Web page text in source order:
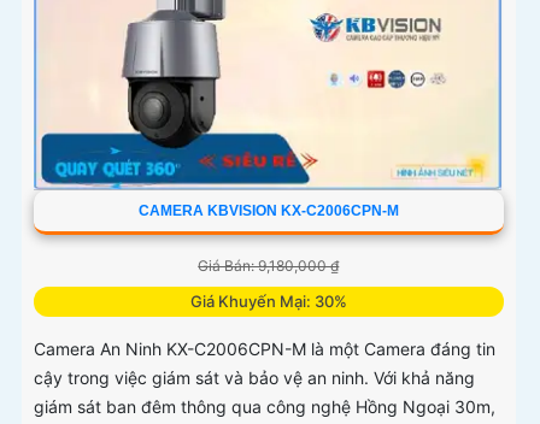
CAMERA KBVISION KX-C2006CPN-M
Giá Bán: 9,180,000 ₫
Giá Khuyến Mại: 30%
Camera An Ninh KX-C2006CPN-M là một Camera đáng tin
cậy trong việc giám sát và bảo vệ an ninh. Với khả năng
giám sát ban đêm thông qua công nghệ Hồng Ngoại 30m,